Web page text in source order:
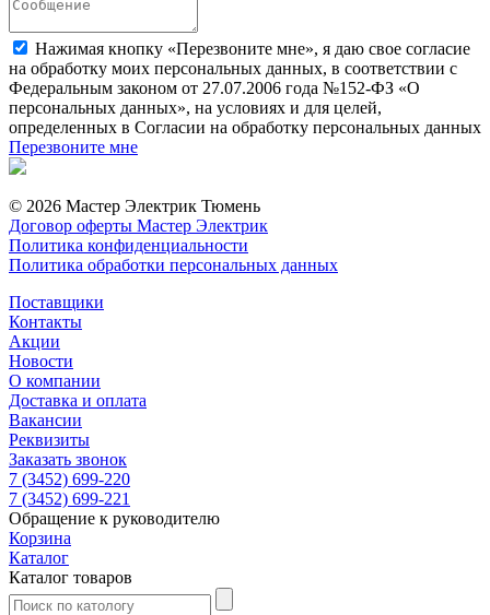
Нажимая кнопку «Перезвоните мне», я даю свое согласие
на обработку моих персональных данных, в соответствии с
Федеральным законом от 27.07.2006 года №152-ФЗ «О
персональных данных», на условиях и для целей,
определенных в Согласии на обработку персональных данных
Перезвоните мне
© 2026 Мастер Электрик Тюмень
Договор оферты Мастер Электрик
Политика конфиденциальности
Политика обработки персональных данных
Поставщики
Контакты
Акции
Новости
О компании
Доставка и оплата
Вакансии
Реквизиты
Заказать звонок
7 (3452) 699-220
7 (3452) 699-221
Обращение к руководителю
Корзина
Каталог
Каталог товаров